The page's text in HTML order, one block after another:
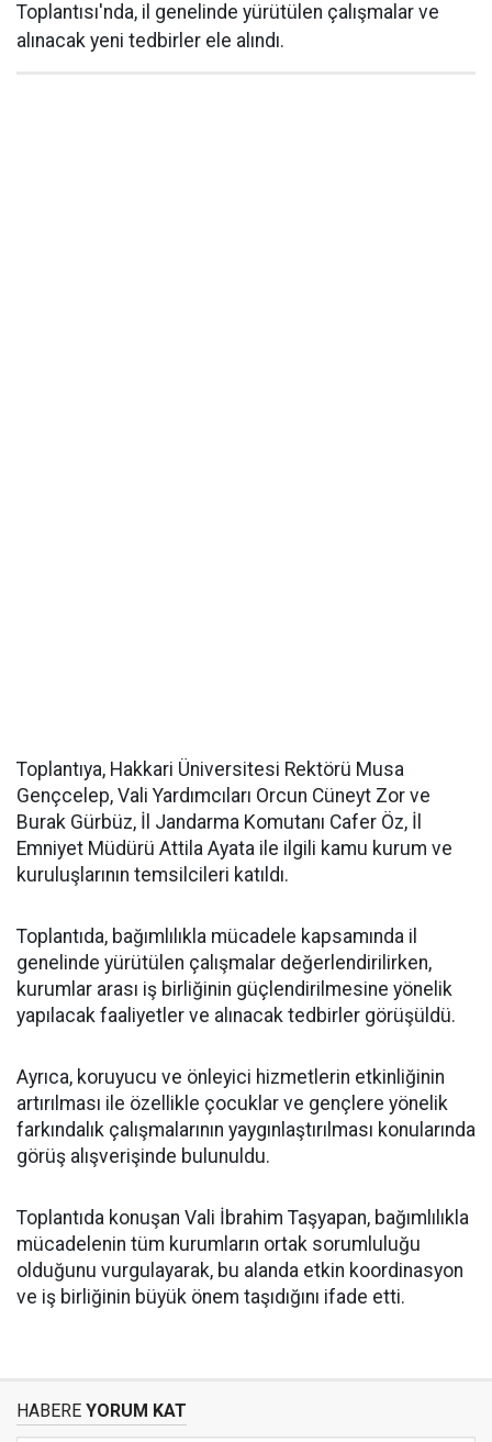
Toplantısı'nda, il genelinde yürütülen çalışmalar ve
alınacak yeni tedbirler ele alındı.
Toplantıya, Hakkari Üniversitesi Rektörü Musa
Gençcelep, Vali Yardımcıları Orcun Cüneyt Zor ve
Burak Gürbüz, İl Jandarma Komutanı Cafer Öz, İl
Emniyet Müdürü Attila Ayata ile ilgili kamu kurum ve
kuruluşlarının temsilcileri katıldı.
Toplantıda, bağımlılıkla mücadele kapsamında il
genelinde yürütülen çalışmalar değerlendirilirken,
kurumlar arası iş birliğinin güçlendirilmesine yönelik
yapılacak faaliyetler ve alınacak tedbirler görüşüldü.
Ayrıca, koruyucu ve önleyici hizmetlerin etkinliğinin
artırılması ile özellikle çocuklar ve gençlere yönelik
farkındalık çalışmalarının yaygınlaştırılması konularında
görüş alışverişinde bulunuldu.
Toplantıda konuşan Vali İbrahim Taşyapan, bağımlılıkla
mücadelenin tüm kurumların ortak sorumluluğu
olduğunu vurgulayarak, bu alanda etkin koordinasyon
ve iş birliğinin büyük önem taşıdığını ifade etti.
HABERE YORUM KAT